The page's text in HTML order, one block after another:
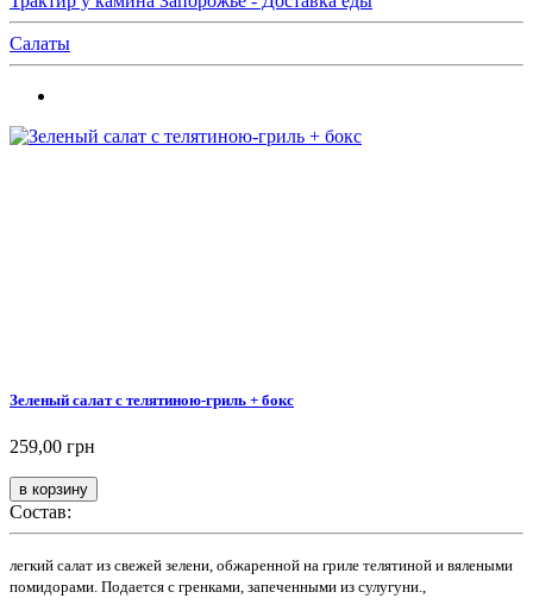
Салаты
Зеленый салат с телятиною-гриль + бокс
259,00 грн
Состав:
легкий салат из свежей зелени, обжаренной на гриле телятиной и вялеными
помидорами. Подается с гренками, запеченными из сулугуни.,